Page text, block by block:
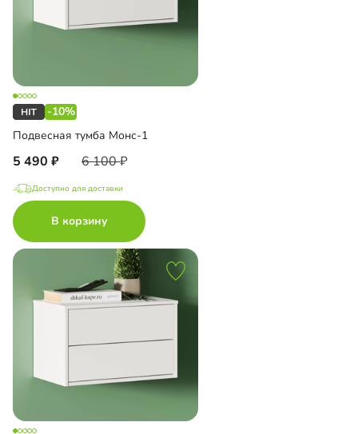
-10%
Подвесная тумба Монс-1
5 490 6 100
Доступно для доставки
В корзину